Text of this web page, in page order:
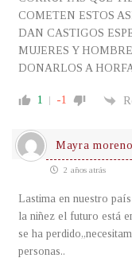
COMETEN ESTOS
DAN CASTIGOS
MUJERES Y
DONARLOS A
1 -1
Mayra moreno
2 años atrás
Lastima en nuestro
la niñez el futuro está
se ha
personas..